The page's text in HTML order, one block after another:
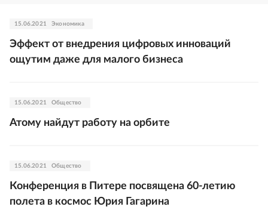
15.06.2021 Экономика
Эффект от внедрения цифровых инноваций
ощутим даже для малого бизнеса
15.06.2021 Общество
Атому найдут работу на орбите
15.06.2021 Общество
Конференция в Питере посвящена 60-летию
полета в космос Юрия Гагарина